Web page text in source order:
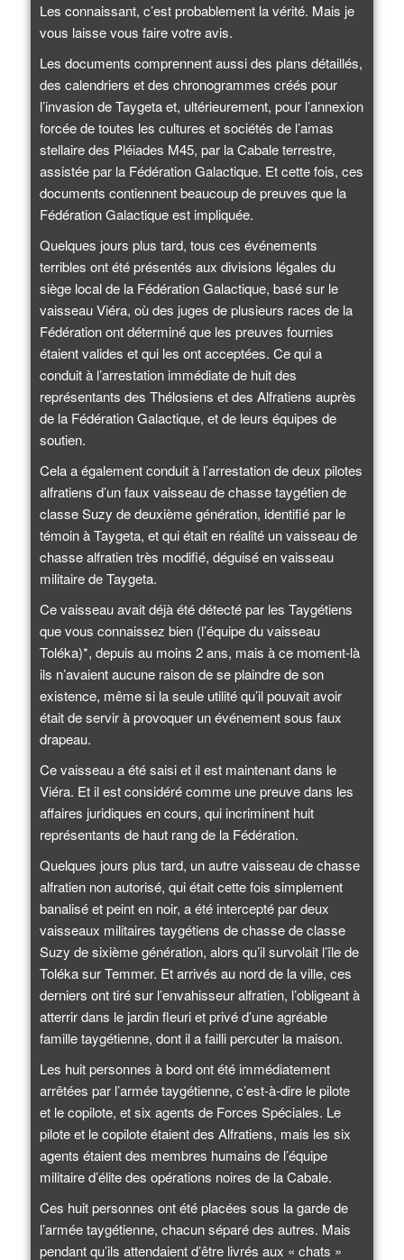
Les connaissant, c’est probablement la vérité. Mais je
vous laisse vous faire votre avis.
Les documents comprennent aussi des plans détaillés,
des calendriers et des chronogrammes créés pour
l’invasion de Taygeta et, ultérieurement, pour l’annexion
forcée de toutes les cultures et sociétés de l’amas
stellaire des Pléiades M45, par la Cabale terrestre,
assistée par la Fédération Galactique. Et cette fois, ces
documents contiennent beaucoup de preuves que la
Fédération Galactique est impliquée.
Quelques jours plus tard, tous ces événements
terribles ont été présentés aux divisions légales du
siège local de la Fédération Galactique, basé sur le
vaisseau Viéra, où des juges de plusieurs races de la
Fédération ont déterminé que les preuves fournies
étaient valides et qui les ont acceptées. Ce qui a
conduit à l’arrestation immédiate de huit des
représentants des Thélosiens et des Alfratiens auprès
de la Fédération Galactique, et de leurs équipes de
soutien.
Cela a également conduit à l’arrestation de deux pilotes
alfratiens d’un faux vaisseau de chasse taygétien de
classe Suzy de deuxième génération, identifié par le
témoin à Taygeta, et qui était en réalité un vaisseau de
chasse alfratien très modifié, déguisé en vaisseau
militaire de Taygeta.
Ce vaisseau avait déjà été détecté par les Taygétiens
que vous connaissez bien (l’équipe du vaisseau
Toléka)*, depuis au moins 2 ans, mais à ce moment-là
ils n’avaient aucune raison de se plaindre de son
existence, même si la seule utilité qu’il pouvait avoir
était de servir à provoquer un événement sous faux
drapeau.
Ce vaisseau a été saisi et il est maintenant dans le
Viéra. Et il est considéré comme une preuve dans les
affaires juridiques en cours, qui incriminent huit
représentants de haut rang de la Fédération.
Quelques jours plus tard, un autre vaisseau de chasse
alfratien non autorisé, qui était cette fois simplement
banalisé et peint en noir, a été intercepté par deux
vaisseaux militaires taygétiens de chasse de classe
Suzy de sixième génération, alors qu’il survolait l’île de
Toléka sur Temmer. Et arrivés au nord de la ville, ces
derniers ont tiré sur l’envahisseur alfratien, l’obligeant à
atterrir dans le jardin fleuri et privé d’une agréable
famille taygétienne, dont il a failli percuter la maison.
Les huit personnes à bord ont été immédiatement
arrêtées par l’armée taygétienne, c’est-à-dire le pilote
et le copilote, et six agents de Forces Spéciales. Le
pilote et le copilote étaient des Alfratiens, mais les six
agents étaient des membres humains de l’équipe
militaire d’élite des opérations noires de la Cabale.
Ces huit personnes ont été placées sous la garde de
l’armée taygétienne, chacun séparé des autres. Mais
pendant qu’ils attendaient d’être livrés aux « chats »